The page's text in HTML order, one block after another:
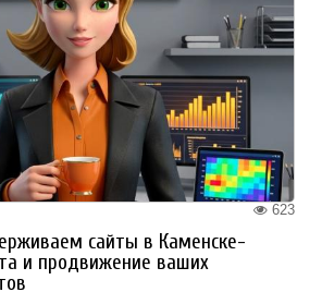
623
сайты в Каменске-
и продвижение ваших